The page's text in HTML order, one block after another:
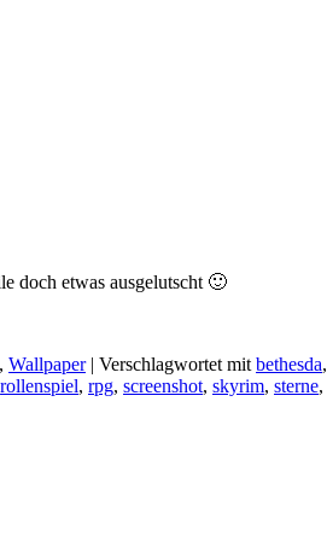
doch etwas ausgelutscht 🙂
, Wallpaper | Verschlagwortet mit bethesda,
rollenspiel, rpg, screenshot, skyrim, sterne,